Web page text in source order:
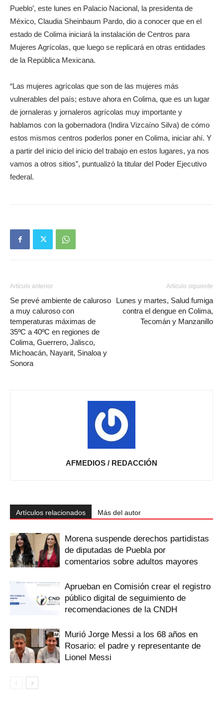
Pueblo’, este lunes en Palacio Nacional, la presidenta de
México, Claudia Sheinbaum Pardo, dio a conocer que en el
estado de Colima iniciará la instalación de Centros para
Mujeres Agrícolas, que luego se replicará en otras entidades
de la República Mexicana.
“Las mujeres agrícolas que son de las mujeres más
vulnerables del país; estuve ahora en Colima, que es un lugar
de jornaleras y jornaleros agrícolas muy importante y
hablamos con la gobernadora (Indira Vizcaíno Silva) de cómo
estos mismos centros poderlos poner en Colima, iniciar ahí. Y
a partir del inicio del inicio del trabajo en estos lugares, ya nos
vamos a otros sitios”, puntualizó la titular del Poder Ejecutivo
federal.
Artículo anterior
Se prevé ambiente de caluroso
a muy caluroso con
temperaturas máximas de
35ºC a 40ºC en regiones de
Colima, Guerrero, Jalisco,
Michoacán, Nayarit, Sinaloa y
Sonora
Artículo siguiente
Lunes y martes, Salud fumiga
contra el dengue en Colima,
Tecomán y Manzanillo
AFMEDIOS / REDACCIÓN
Artículos relacionados Más del autor
Morena suspende derechos partidistas
de diputadas de Puebla por
comentarios sobre adultos mayores
Aprueban en Comisión crear el registro
público digital de seguimiento de
recomendaciones de la CNDH
Murió Jorge Messi a los 68 años en
Rosario: el padre y representante de
Lionel Messi